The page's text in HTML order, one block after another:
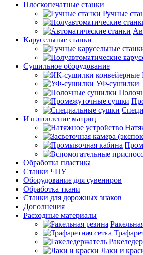
Плоскопечатные станки
Ручные
Карусельные станки
Сушильное оборудование
УФ-сушилки
Изготовление матриц
Обработка пластика
Станки ЧПУ
Оборудование для сувениров
Обработка ткани
Станки для дорожных знаков
Дополнения
Расходные материалы
Лаки и